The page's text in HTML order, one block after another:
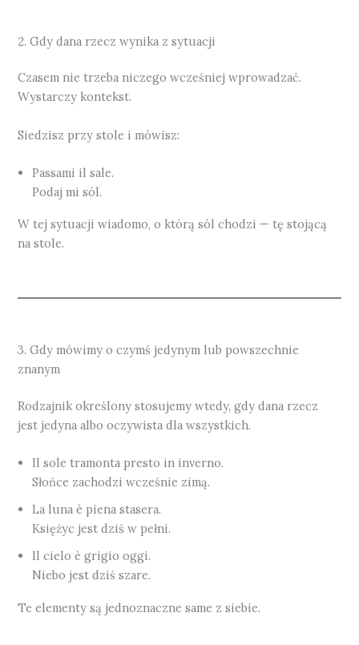
2. Gdy dana rzecz wynika z sytuacji
Czasem nie trzeba niczego wcześniej wprowadzać.
Wystarczy kontekst.
Siedzisz przy stole i mówisz:
Passami il sale.
Podaj mi sól.
W tej sytuacji wiadomo, o którą sól chodzi — tę stojącą
na stole.
3. Gdy mówimy o czymś jedynym lub powszechnie
znanym
Rodzajnik określony stosujemy wtedy, gdy dana rzecz
jest jedyna albo oczywista dla wszystkich.
Il sole tramonta presto in inverno.
Słońce zachodzi wcześnie zimą.
La luna è piena stasera.
Księżyc jest dziś w pełni.
Il cielo è grigio oggi.
Niebo jest dziś szare.
Te elementy są jednoznaczne same z siebie.